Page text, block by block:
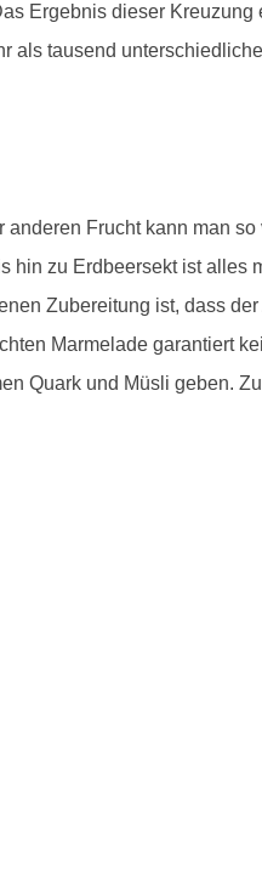
Ergebnis dieser
als tausend
Frucht kann man
zu Erdbeersekt ist alles
Zubereitung ist, dass
Marmelade garantiert
Quark und Müsli geben.